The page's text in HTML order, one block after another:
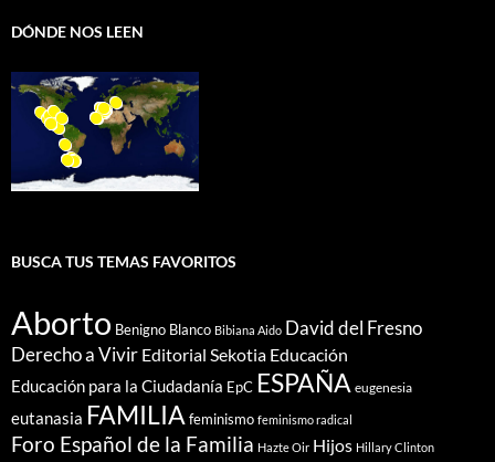
DÓNDE NOS LEEN
BUSCA TUS TEMAS FAVORITOS
Aborto Benigno Blanco Bibiana Aido David del Fresno
Derecho a Vivir Editorial Sekotia Educación
Educación para la Ciudadanía EpC ESPAÑA eugenesia
eutanasia FAMILIA feminismo feminismo radical
Foro Español de la Familia Hazte Oir Hijos Hillary Clinton